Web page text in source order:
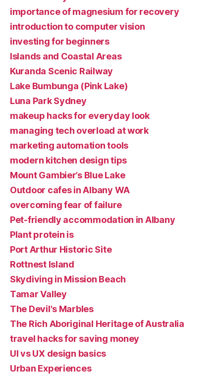
importance of magnesium for recovery
introduction to computer vision
investing for beginners
Islands and Coastal Areas
Kuranda Scenic Railway
Lake Bumbunga (Pink Lake)
Luna Park Sydney
makeup hacks for everyday look
managing tech overload at work
marketing automation tools
modern kitchen design tips
Mount Gambier’s Blue Lake
Outdoor cafes in Albany WA
overcoming fear of failure
Pet-friendly accommodation in Albany
Plant protein is
Port Arthur Historic Site
Rottnest Island
Skydiving in Mission Beach
Tamar Valley
The Devil's Marbles
The Rich Aboriginal Heritage of Australia
travel hacks for saving money
UI vs UX design basics
Urban Experiences